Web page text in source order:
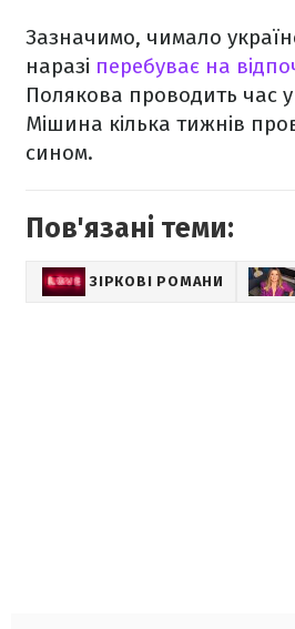
Зазначимо, чимало
наразі перебуває на
Полякова проводить час
Мішина кілька тижнів
сином.
Пов'язані теми:
ЗІРКОВІ РОМАНИ